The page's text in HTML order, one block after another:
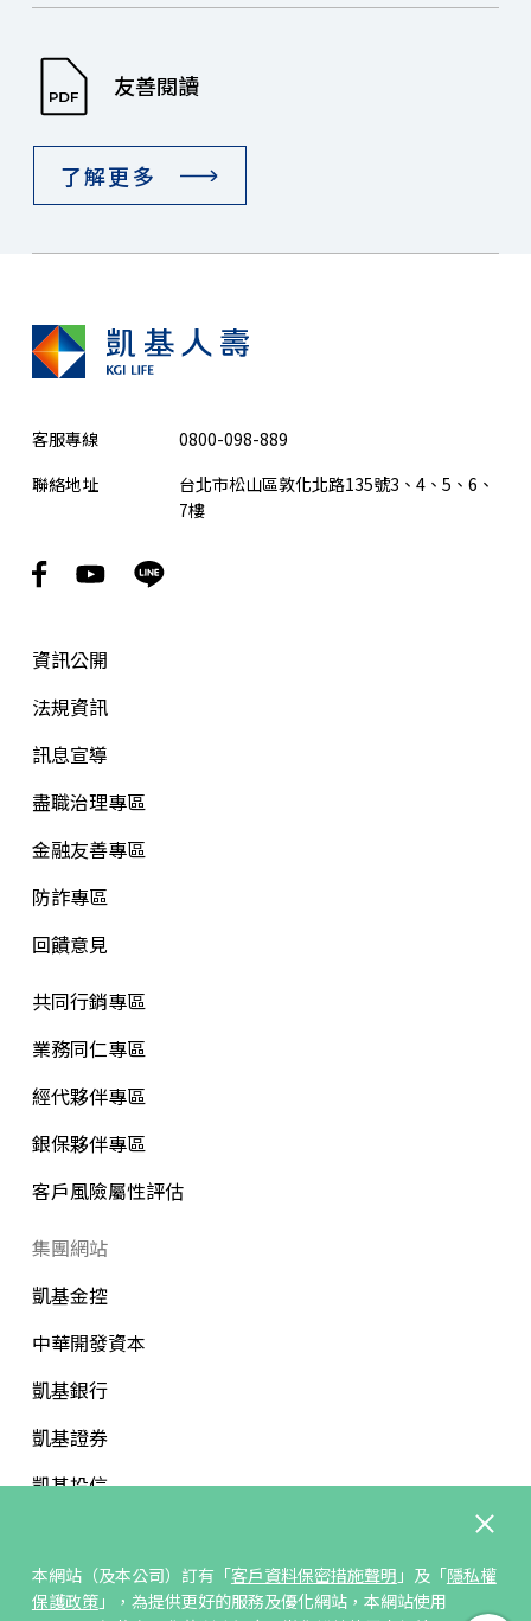
友善閱讀
了解更多
本網站（及本公司）訂有「客戶資料保密措施聲明 」及「隱私權
保護政策」，為提供更好的服務及優化網站，本網站使用
客服專線
0800-098-889
聯絡地址
台北市松山區敦化北路135號3、4、5、6、
7樓
資訊公開
法規資訊
訊息宣導
盡職治理專區
金融友善專區
防詐專區
回饋意見
共同行銷專區
業務同仁專區
經代夥伴專區
銀保夥伴專區
客戶風險屬性評估
集團網站
凱基金控
中華開發資本
凱基銀行
凱基證券
凱基投信